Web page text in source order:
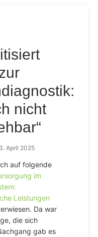
nicht
April 2025
auf folgende
im
Leistungen
Da war
die sich
gab es